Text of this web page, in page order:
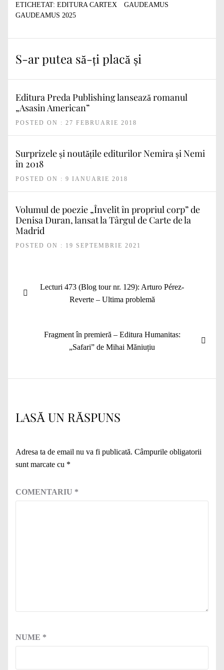
ETICHETAT: EDITURA CARTEX
GAUDEAMUS
GAUDEAMUS 2025
S-ar putea să-ți placă și
Editura Preda Publishing lansează romanul
„Asasin American”
POSTED ON : 27 FEBRUARIE 2018
Surprizele și noutățile editurilor Nemira și Nemi
în 2018
POSTED ON : 9 IANUARIE 2018
Volumul de poezie „Învelit în propriul corp” de
Denisa Duran, lansat la Târgul de Carte de la
Madrid
POSTED ON : 19 SEPTEMBRIE 2021
Navigare
în
Articolul
Lecturi 473 (Blog tour nr. 129): Arturo Pérez-
Reverte – Ultima problemă
Articolul
Fragment în premieră – Editura Humanitas:
„Safari” de Mihai Măniuțiu
LASĂ UN RĂSPUNS
Adresa ta de email nu va fi publicată. Câmpurile obligatorii
sunt marcate cu *
COMENTARIU *
NUME *